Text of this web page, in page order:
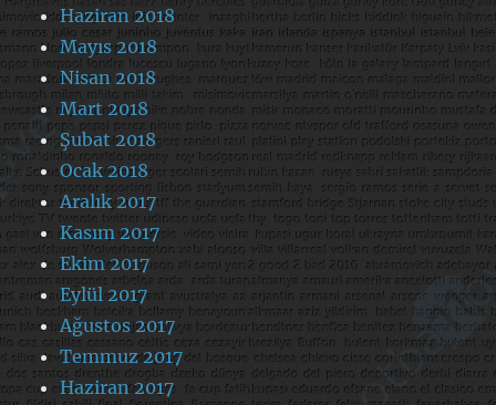
Haziran 2018
Mayıs 2018
Nisan 2018
Mart 2018
Şubat 2018
Ocak 2018
Aralık 2017
Kasım 2017
Ekim 2017
Eylül 2017
Ağustos 2017
Temmuz 2017
Haziran 2017